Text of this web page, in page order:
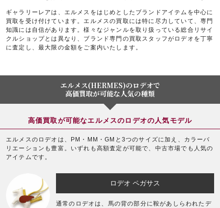
ギャラリーレアは、エルメスをはじめとしたブランドアイテムを中心に
買取を受け付けています。エルメスの買取には特に尽力していて、専門
知識には自信があります。様々なジャンルを取り扱っている総合リサイ
クルショップとは異なり、ブランド専門の買取スタッフがロデオを丁寧
に査定し、最大限の金額をご案内いたします。
エルメス(HERMES)のロデオで
高価買取が可能な人気の種類
高価買取が可能なエルメスのロデオの人気モデル
エルメスのロデオは、PM・MM・GMと3つのサイズに加え、カラーバ
リエーションも豊富。いずれも高額査定が可能で、中古市場でも人気の
アイテムです。
ロデオ ペガサス
通常のロデオは、馬の背の部分に鞍があしらわれたデ